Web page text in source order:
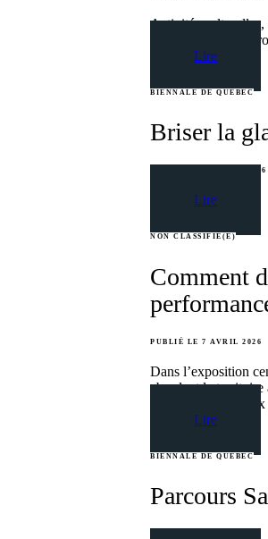
Activités culturelles,
découvrez quatre
Lire
BIENNALE DE QUÉBEC
Briser la
PUBLIÉ LE 14 AVRIL 2026
Lire
NON CLASSIFIÉ(E)
Comment
PUBLIÉ LE 7 AVRIL 2026
Dans l’exposition
abordent le
marquant entre
Lire
BIENNALE DE QUÉBEC
Parcours